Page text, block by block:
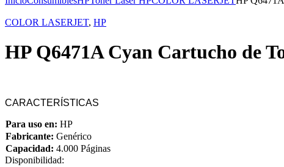
COLOR LASERJET, HP
HP Q6471A Cyan Cartucho de
CARACTERÍSTICAS
Para uso en: HP
Fabricante: Genérico
Capacidad: 4.000 Páginas
Disponibilidad: